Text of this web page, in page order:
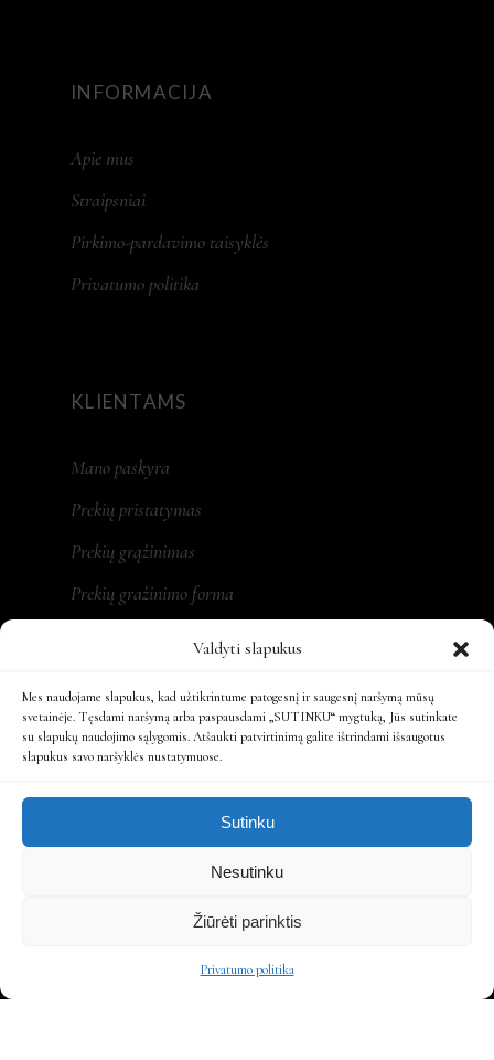
Valdyti slapukus
Mes naudojame slapukus, kad užtikrintume patogesnį ir saugesnį naršymą mūsų
svetainėje. Tęsdami naršymą arba paspausdami „SUTINKU“ mygtuką, Jūs sutinkate
su slapukų naudojimo sąlygomis. Atšaukti patvirtinimą galite ištrindami išsaugotus
slapukus savo naršyklės nustatymuose.
Sutinku
Nesutinku
Žiūrėti parinktis
Privatumo politika
INFORMACIJA
Apie mus
Straipsniai
Pirkimo-pardavimo taisyklės
Privatumo politika
KLIENTAMS
Mano paskyra
Prekių pristatymas
Prekių grąžinimas
Prekių gražinimo forma
REKVIZITAI
Ats. sąsk.: LT197300010161863808